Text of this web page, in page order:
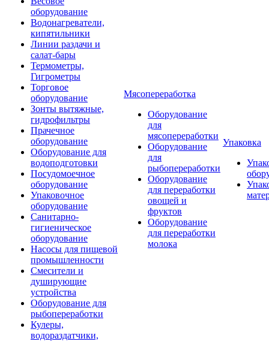
оборудование
Водонагреватели,
кипятильники
Линии раздачи и
салат-бары
Термометры,
Гигрометры
Торговое
оборудование
Зонты вытяжные,
гидрофильтры
Прачечное
оборудование
Оборудование для
водоподготовки
Посудомоечное
оборудование
Упаковочное
оборудование
Санитарно-
гигиеническое
оборудование
Насосы для пищевой
промышленности
Смесители и
душирующие
устройства
Оборудование для
рыбопереработки
Кулеры,
водораздатчики,
Мясопереработка
Оборудование
для
мясопереработки
Оборудование
для
рыбопереработки
Оборудование
для переработки
овощей и
фруктов
Оборудование
для переработки
молока
Упаковка